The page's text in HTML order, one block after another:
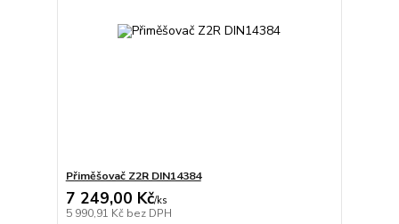
Přiměšovač Z2R DIN14384
7 249,00 Kč/ks
5 990,91 Kč bez DPH